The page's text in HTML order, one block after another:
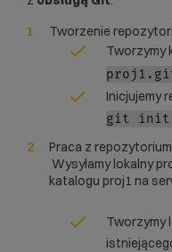
Tworzenie
Tworzymy
Inicjujemy
git init
Praca z
Wysyłamy lokalny
katalogu proj1 na
Tworzymy